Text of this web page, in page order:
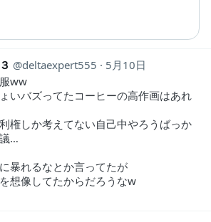
deltaexpert555
5月10日
ww
いバズってたコーヒーの高作画はあれ
権しか考えてない自己中やろうばっか
…
暴れるなとか言ってたが
想像してたからだろうなw